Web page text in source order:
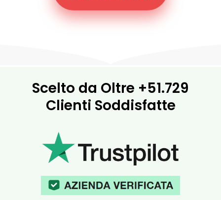
Scelto da Oltre +51.729
Clienti Soddisfatte